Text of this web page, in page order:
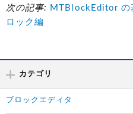
次の記事: MTBlockEditor の
ロック編
カテゴリ
ブロックエディタ